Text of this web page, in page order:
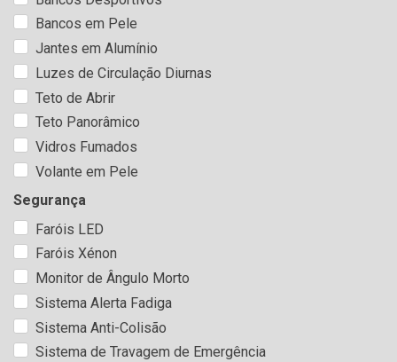
Bancos em Pele
Jantes em Alumínio
Luzes de Circulação Diurnas
Teto de Abrir
Teto Panorâmico
Vidros Fumados
Volante em Pele
Segurança
Faróis LED
Faróis Xénon
Monitor de Ângulo Morto
Sistema Alerta Fadiga
Sistema Anti-Colisão
Sistema de Travagem de Emergência